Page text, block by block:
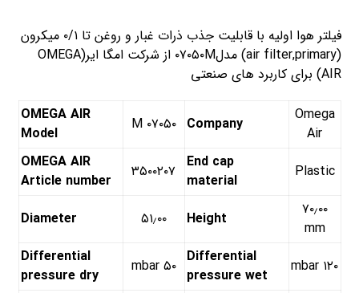
فیلتر هوا اولیه با قابلیت جذب ذرات غبار و روغن تا ۰/۱ میکرون
(air filter,primary) مدل۰۷۰۵۰M از شرکت امگا ایر(OMEGA
AIR) برای کاربرد های صنعتی
Omega
Air
Company ۰۷۰۵۰ M
OMEGA AIR
Model
Plastic
End cap
material
۳۵۰۰۲۰۷
OMEGA AIR
Article number
۷۰٫۰۰
mm
Height ۵۱٫۰۰ Diameter
۱۲۰ mbar
Differential
pressure wet ۵۰ mbar
Differential
pressure dry